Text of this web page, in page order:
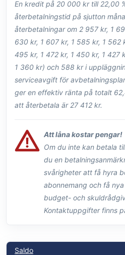
En kredit på 20 000 kr till 22,00
återbetalningstid på sjutton
återbetalningar om 2 957 kr, 1
630 kr, 1 607 kr, 1 585 kr, 1 562
495 kr, 1 472 kr, 1 450 kr, 1 427
1 360 kr) och 588 kr i
serviceavgift för
ger en effektiv ränta på totalt
att återbetala är 27 412 kr.
Att låna kostar pengar!
Om du inte kan betala
du en
svårigheter att få hyra
abonnemang och få
budget- och
Kontaktuppgifter finns
Saldo